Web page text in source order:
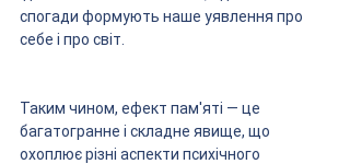
спогади формують наше уявлення про
себе і про світ.
Таким чином, ефект пам'яті — це
багатогранне і складне явище, що
охоплює різні аспекти психічного